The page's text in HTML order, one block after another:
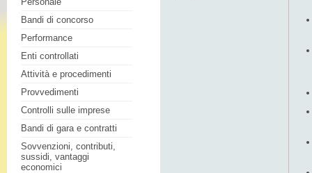
Bandi di concorso
Performance
Enti controllati
Attività e procedimenti
Provvedimenti
Controlli sulle imprese
Bandi di gara e contratti
Sovvenzioni, contributi,
sussidi, vantaggi
economici